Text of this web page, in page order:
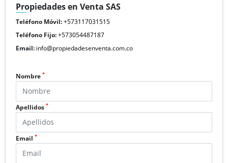
Propiedades en Venta SAS
Teléfono Móvil:+573117031515
Teléfono Fijo:+573054487187
Email: info@propiedadesenventa.com.co
Nombre *
Apellidos *
Email *